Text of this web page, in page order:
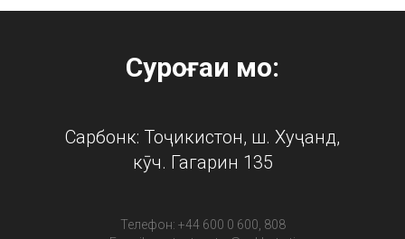
Суроғаи мо:
Сарбонк: Тоҷикистон, ш. Хуҷанд,
кӯч. Гагарин 135
Телефон: +44 600 0 600, 808